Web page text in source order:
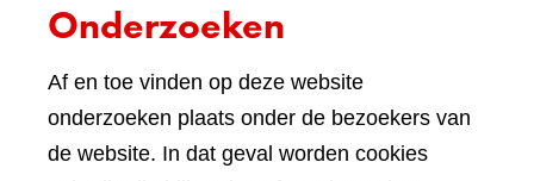
Onderzoeken
Af en toe vinden op deze website
onderzoeken plaats onder de bezoekers van
de website. In dat geval worden cookies